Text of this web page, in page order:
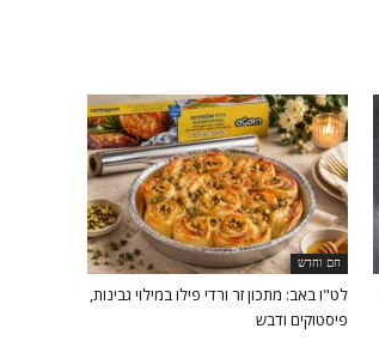
חם וחדש
לט"ו באב: מתכון זר ורדי פילו במילוי גבינות,
פיסטוקים ודבש